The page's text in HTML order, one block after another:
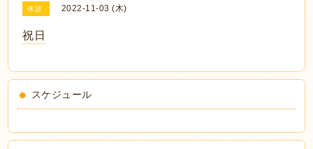
休診 2022-11-03 (木)
祝日
スケジュール